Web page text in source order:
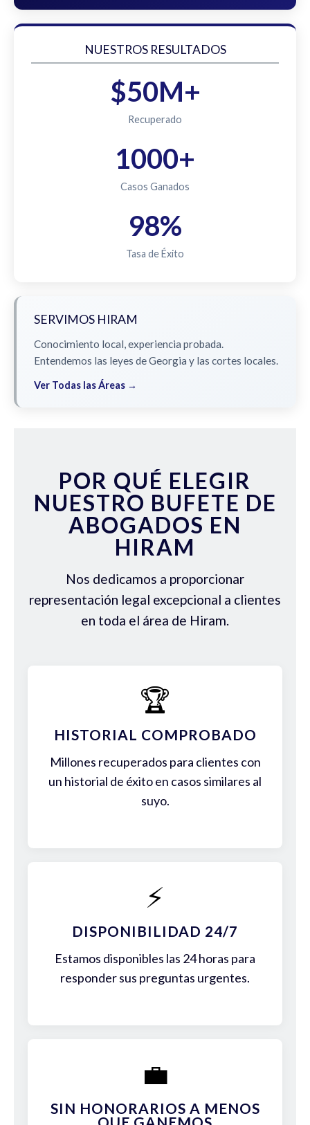
NUESTROS RESULTADOS
$50M+
Recuperado
1000+
Casos Ganados
98%
Tasa de Éxito
SERVIMOS HIRAM
Conocimiento local, experiencia probada.
Entendemos las leyes de Georgia y las cortes locales.
Ver Todas las Áreas →
POR QUÉ ELEGIR
NUESTRO BUFETE DE
ABOGADOS EN
HIRAM
Nos dedicamos a proporcionar
representación legal excepcional a clientes
en toda el área de Hiram.
🏆
HISTORIAL COMPROBADO
Millones recuperados para clientes con
un historial de éxito en casos similares al
suyo.
⚡
DISPONIBILIDAD 24/7
Estamos disponibles las 24 horas para
responder sus preguntas urgentes.
💼
SIN HONORARIOS A MENOS